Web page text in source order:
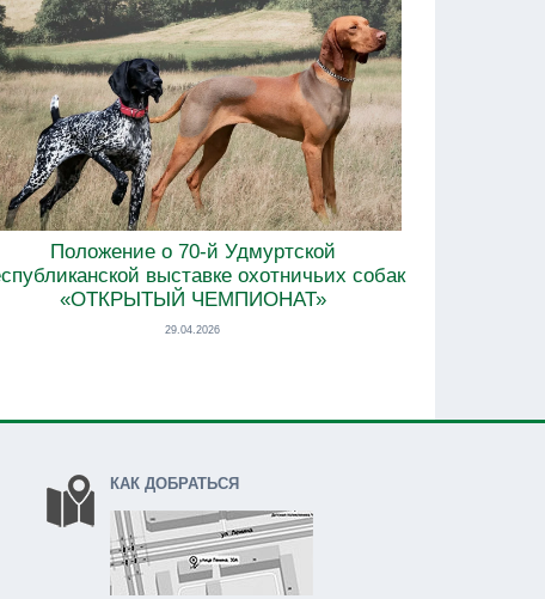
Положение о 70-й Удмуртской
выставке охотничьих собак
«ОТКРЫТЫЙ ЧЕМПИОНАТ»
29.04.2026
КАК ДОБРАТЬСЯ